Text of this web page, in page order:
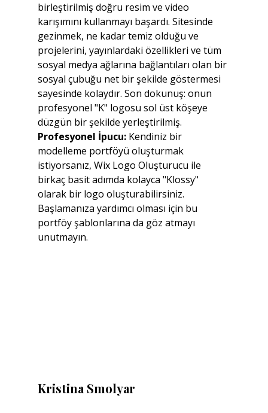
birleştirilmiş doğru resim ve video
karışımını kullanmayı başardı. Sitesinde
gezinmek, ne kadar temiz olduğu ve
projelerini, yayınlardaki özellikleri ve tüm
sosyal medya ağlarına bağlantıları olan bir
sosyal çubuğu net bir şekilde göstermesi
sayesinde kolaydır. Son dokunuş: onun
profesyonel "K" logosu sol üst köşeye
düzgün bir şekilde yerleştirilmiş.
Profesyonel İpucu: Kendiniz bir
modelleme portföyü oluşturmak
istiyorsanız, Wix Logo Oluşturucu ile
birkaç basit adımda kolayca "Klossy"
olarak bir logo oluşturabilirsiniz.
Başlamanıza yardımcı olması için bu
portföy şablonlarına da göz atmayı
unutmayın.
Kristina Smolyar